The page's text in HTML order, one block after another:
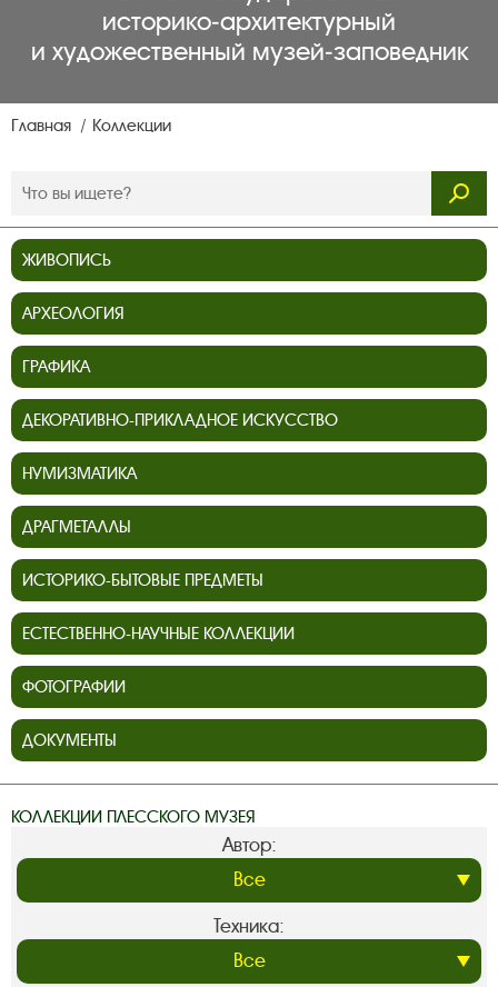
историко‑архитектурный
и художественный музей‑заповедник
Главная Коллекции
ЖИВОПИСЬ
АРХЕОЛОГИЯ
ГРАФИКА
ДЕКОРАТИВНО-ПРИКЛАДНОЕ ИСКУССТВО
НУМИЗМАТИКА
ДРАГМЕТАЛЛЫ
ИСТОРИКО-БЫТОВЫЕ ПРЕДМЕТЫ
ЕСТЕСТВЕННО-НАУЧНЫЕ КОЛЛЕКЦИИ
ФОТОГРАФИИ
ДОКУМЕНТЫ
КОЛЛЕКЦИИ ПЛЕССКОГО МУЗЕЯ
Автор:
Техника: